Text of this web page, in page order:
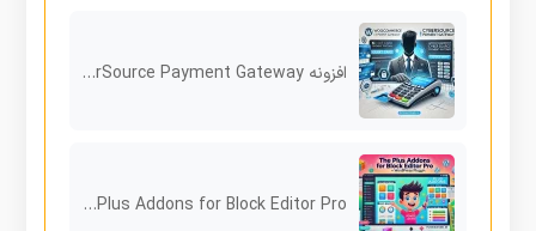
افزونه WooCommerce CyberSource Payment Gateway درگاه پرداخت امن و حرفه‌ای برای ووکامرس
The Plus Addons for Block Editor Pro مجموعه کامل ابزار طراحی سایت با گوتنبرگ، بلوک‌های حرفه‌ای، پاپ‌آپ، فروشگاه و قالب‌های آماده